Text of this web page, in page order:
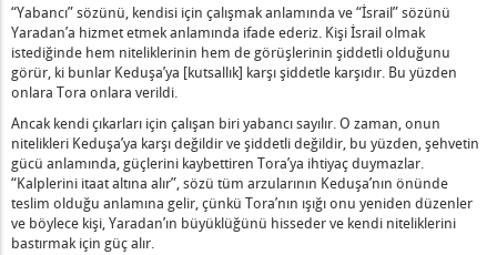
“Yabancı” sözünü, kendisi için çalışmak anlamında ve “İsrail” sözünü
Yaradan’a hizmet etmek anlamında ifade ederiz. Kişi İsrail olmak
istediğinde hem niteliklerinin hem de görüşlerinin şiddetli olduğunu
görür, ki bunlar Keduşa’ya [kutsallık] karşı şiddetle karşıdır. Bu yüzden
onlara Tora onlara verildi.
Ancak kendi çıkarları için çalışan biri yabancı sayılır. O zaman, onun
nitelikleri Keduşa’ya karşı değildir ve şiddetli değildir, bu yüzden, şehvetin
gücü anlamında, güçlerini kaybettiren Tora’ya ihtiyaç duymazlar.
“Kalplerini itaat altına alır”, sözü tüm arzularının Keduşa’nın önünde
teslim olduğu anlamına gelir, çünkü Tora’nın ışığı onu yeniden düzenler
ve böylece kişi, Yaradan’ın büyüklüğünü hisseder ve kendi niteliklerini
bastırmak için güç alır.